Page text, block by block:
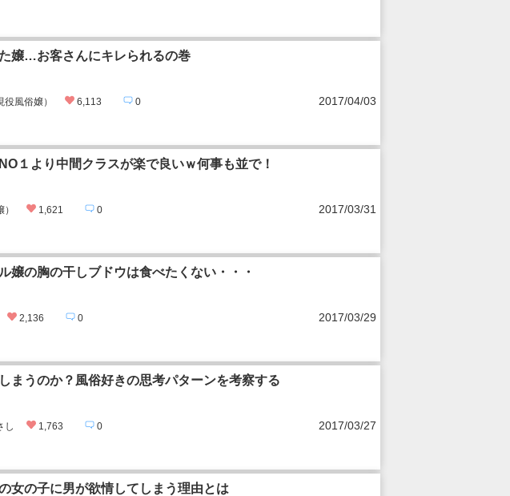
嬢…お客さんにキレられるの巻
役風俗嬢） 6,113 0 2017/04/03
１より中間クラスが楽で良いｗ何事も並で！
） 1,621 0 2017/03/31
嬢の胸の干しブドウは食べたくない・・・
2,136 0 2017/03/29
まうのか？風俗好きの思考パターンを考察する
し 1,763 0 2017/03/27
女の子に男が欲情してしまう理由とは